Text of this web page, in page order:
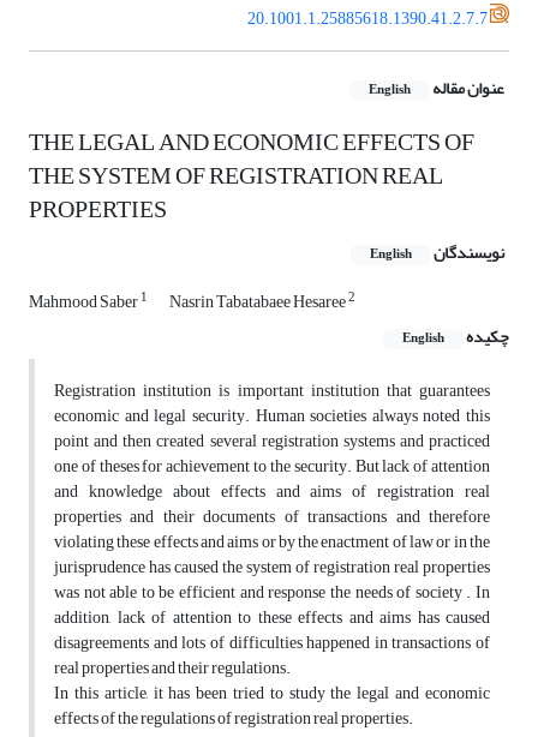
20.1001.1.25885618.1390.41.2.7.7
عنوان مقاله English
THE LEGAL AND ECONOMIC EFFECTS OF
THE SYSTEM OF REGISTRATION REAL
PROPERTIES
نویسندگان English
Mahmood Saber1 Nasrin Tabatabaee Hesaree2
چکیده English
Registration institution is important institution that guarantees
economic and legal security. Human societies always noted this
point and then created several registration systems and practiced
one of theses for achievement to the security. But lack of attention
and knowledge about effects and aims of registration real
properties and their documents of transactions and therefore
violating these effects and aims or by the enactment of law or in the
jurisprudence has caused the system of registration real properties
was not able to be efficient and response the needs of society . In
addition, lack of attention to these effects and aims has caused
disagreements and lots of difficulties happened in transactions of
real properties and their regulations.
In this article, it has been tried to study the legal and economic
effects of the regulations of registration real properties.